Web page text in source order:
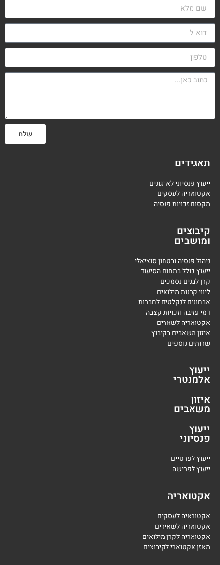
שלח
תאגידים
ייעוץ פנסיוני לארגונים
אקטואריה לעסקים
מקסום זכויות פנסיה
קיבוצים
ומושבים
ניהול פנסיה ובטחון סוציאלי
ייעוץ כולל בתחום הסיעוד
קרן לבנים נסמכים
ליווי קרנות מילואים
אבחונים לנקלטים לחברות
דמי עזיבה וזכויות קצבה
אקטואריה לשארים
איזון משאבים בקיבוץ
שרותים נוספים
ייעוץ
אלמנטרי
איזון
משאבים
ייעוץ
פנסיוני
ייעוץ לפרטיים
ייעוץ לפרישה
אקטואריה
אקטוראיה לעסקים
אקטואריה לשאירים
אקטואריה לקרן מילואים
מאזן אקטוארי לקיבוצים